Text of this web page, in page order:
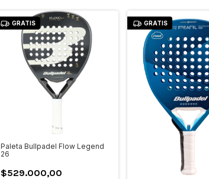
GRATIS
Paleta Bullpadel Flow Legend
26
$529.000,00
GRATIS